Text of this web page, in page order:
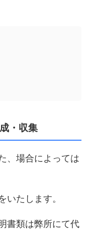
・収集
、場合によっては
いたします。
書類は弊所にて代